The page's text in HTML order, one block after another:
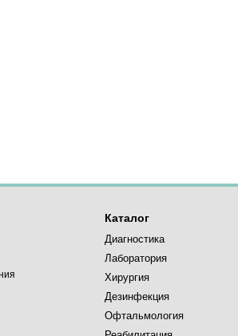
Каталог
Диагностика
Лаборатория
Хирургия
Дезинфекция
Офтальмология